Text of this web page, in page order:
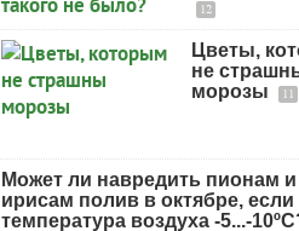
12
Цветы,
не
морозы
11
Может ли навредить пионам и
ирисам полив в октябре, если
температура воздуха -5...-